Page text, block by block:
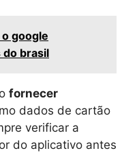
google
brasil
fornecer
dados de cartão
verificar a
do aplicativo antes